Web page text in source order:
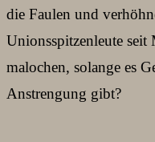
die Faulen und
Unionsspitzenleute
malochen, solange es
Anstrengung gibt?